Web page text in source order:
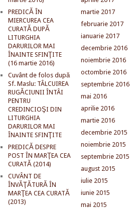
PREDICĂ ÎN
MIERCUREA CEA
CURATĂ DUPĂ
LITURGHIA
DARURILOR MAI
ÎNAINTE SFINŢITE
(16 martie 2016)
Cuvânt de folos după
Sf. Maslu: TÂLCUIREA
RUGĂCIUNII ÎNTÂI
PENTRU
CREDINCIOŞI DIN
LITURGHIA
DARURILOR MAI
ÎNAINTE SFINŢITE
PREDICĂ DESPRE
POST ÎN MARŢEA CEA
CURATĂ (2014)
CUVÂNT DE
ÎNVĂŢĂTURĂ ÎN
MARŢEA CEA CURATĂ
(2013)
martie 2017
februarie 2017
ianuarie 2017
decembrie 2016
noiembrie 2016
octombrie 2016
septembrie 2016
mai 2016
aprilie 2016
martie 2016
decembrie 2015
noiembrie 2015
septembrie 2015
august 2015
iulie 2015
iunie 2015
mai 2015